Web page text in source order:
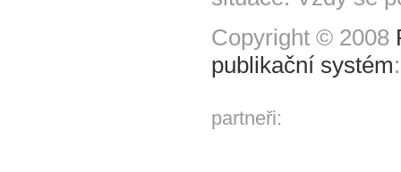
Copyright © 2008
publikační systém
partneři: